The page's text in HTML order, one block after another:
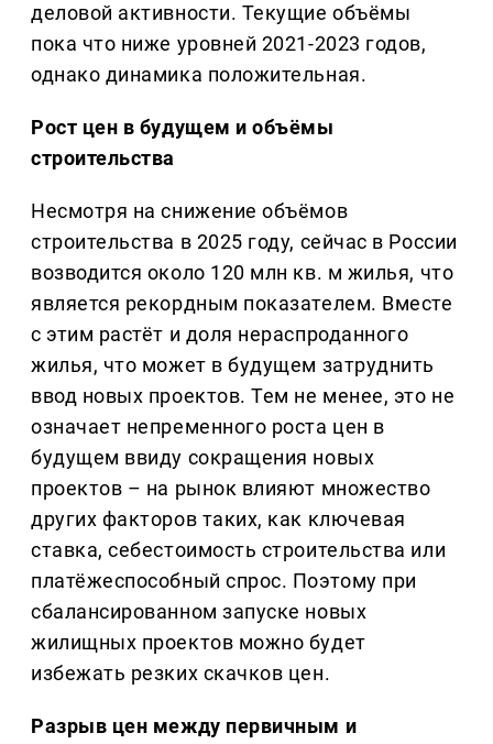
деловой активности. Текущие объёмы
пока что ниже уровней 2021-2023 годов,
однако динамика положительная.
Рост цен в будущем и объёмы
строительства
Несмотря на снижение объёмов
строительства в 2025 году, сейчас в России
возводится около 120 млн кв. м жилья, что
является рекордным показателем. Вместе
с этим растёт и доля нераспроданного
жилья, что может в будущем затруднить
ввод новых проектов. Тем не менее, это не
означает непременного роста цен в
будущем ввиду сокращения новых
проектов – на рынок влияют множество
других факторов таких, как ключевая
ставка, себестоимость строительства или
платёжеспособный спрос. Поэтому при
сбалансированном запуске новых
жилищных проектов можно будет
избежать резких скачков цен.
Разрыв цен между первичным и